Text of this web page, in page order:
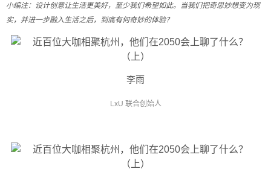
小编注：设计创意让生活更美好，至少我们希望如此。当我们把奇思妙想变为现
实，并进一步融入生活之后，到底有何奇妙的体验？
李雨
LxU 联合创始人